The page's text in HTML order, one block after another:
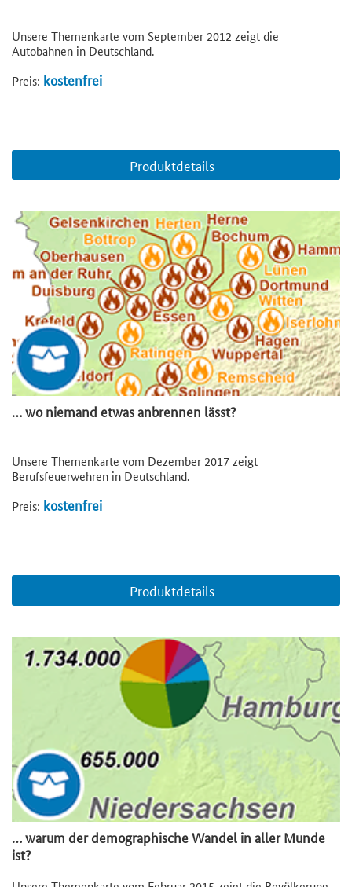
Unsere Themenkarte vom September 2012 zeigt die
Autobahnen in Deutschland.
Preis: kostenfrei
Produktdetails
… wo niemand etwas anbrennen lässt?
Unsere Themenkarte vom Dezember 2017 zeigt
Berufsfeuerwehren in Deutschland.
Preis: kostenfrei
Produktdetails
… warum der demographische Wandel in aller Munde
ist?